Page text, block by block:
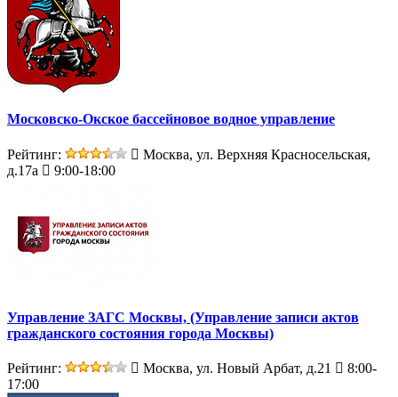
Московско-Окское бассейновое водное управление
Рейтинг:
Москва, ул. Верхняя Красносельская,
д.17а
9:00-18:00
Управление ЗАГС Москвы, (Управление записи актов
гражданского состояния города Москвы)
Рейтинг: Москва, ул. Новый Арбат, д.21
8:00-
17:00